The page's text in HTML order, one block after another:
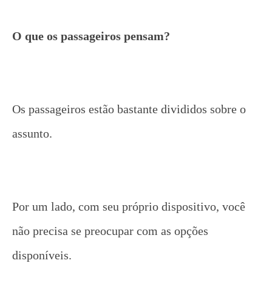
O que os passageiros pensam?
Os passageiros estão bastante divididos sobre o
assunto.
Por um lado, com seu próprio dispositivo, você
não precisa se preocupar com as opções
disponíveis.